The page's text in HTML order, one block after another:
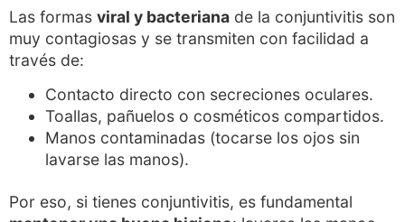
Las formas viral y bacteriana de la conjuntivitis son
muy contagiosas y se transmiten con facilidad a
través de:
Contacto directo con secreciones oculares.
Toallas, pañuelos o cosméticos compartidos.
Manos contaminadas (tocarse los ojos sin
lavarse las manos).
Por eso, si tienes conjuntivitis, es fundamental